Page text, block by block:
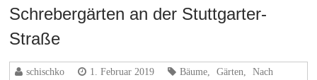
Schrebergärten an der Stuttgarter-
Straße
schischko 1. Februar 2019 Bäume Gärten
Nach